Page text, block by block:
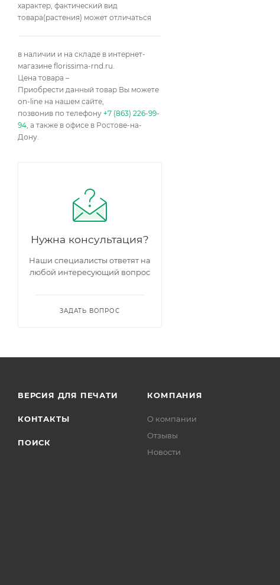
характер, фактический вид
товара(растения) может отличаться
в наличии и на складе в интернет-
магазине florissima-rnd.ru.
Цена товара –
Приобрести данный товар Вы можете
on-line на нашем сайте,
позвонив по телефону +7 (863) 226-99-
94 , а также в офисе в Ростове-на-
Дону.
Нужна консультация?
Наши специалисты ответят на
любой интересующий вопрос
ЗАДАТЬ ВОПРОС
ВЕРСИЯ ДЛЯ ПЕЧАТИ
КОНТАКТЫ
ПОИСК
КОМПАНИЯ
О компании
Отзывы
Новости